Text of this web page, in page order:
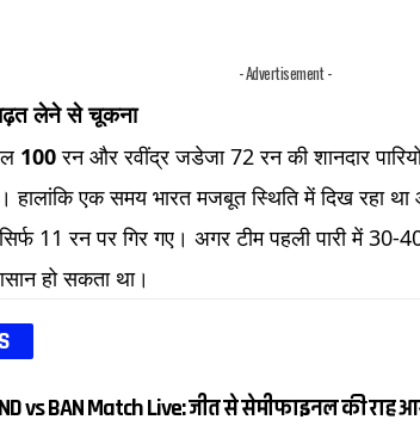
- Advertisement -
बढ़त लेने से चूकना
100रन और रवींद्र जडेजा 72 रन की शानदार
हालांकि एक समय भारत मजबूत स्थिति में दिख
11 रन पर गिर गए। अगर टीम पहली पारी में 30-
हो सकता था।
vs BAN Match Live: जीत से सेमीफाइनल की राह